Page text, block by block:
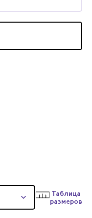
Таблица
размеров